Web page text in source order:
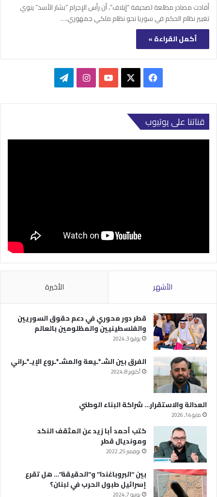
أفادت مصادر مطلعة لصحيفة “إيلاف”، أن رأس الإجرام “بشار الأسد” ينوي
تغيير نظام الحكم في سوريا نحو نظام ملكي جمهوري.…
أكمل القراءة »
فيسبوك ‫YouTubeانستقرامتيلقرام
قناتنا على يوتيوب
الأشهر الأخيرة
قطر دور محوري في دعم حقوق السوريين
والفلسطينيين والمظلومين بالعالم
يوليو 3, 2024
الفرق بين الشـ*ـيعة والمشـ*ـروع الإيـ*ـراني
أكتوبر 8, 2024
العدالة والاستقرار… شراكة البناء الوطني
مايو 14, 2026
كتب أحمد أبا زيد عن المثقف النكد
ومونديال قطر
نوفمبر 25, 2022
بين “البروباغندا” و”الحقيقة”… هل تقرع
إسرائيل طبول الحرب في لبنان؟
يونيو 7, 2024